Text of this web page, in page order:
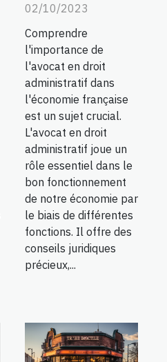
02/10/2023
Comprendre
l'importance de
l'avocat en droit
administratif dans
l'économie française
est un sujet crucial.
L'avocat en droit
administratif joue un
rôle essentiel dans le
bon fonctionnement
de notre économie par
le biais de différentes
fonctions. Il offre des
conseils juridiques
précieux,...